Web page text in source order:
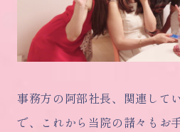
事務方の阿部社長、関連して
で、これから当院の諸々もお